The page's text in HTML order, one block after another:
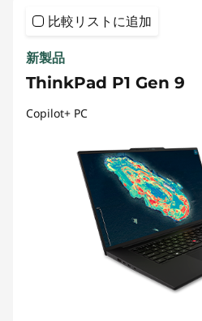
比較リストに追加
新製品
ThinkPad P1 Gen 9
Copilot+ PC